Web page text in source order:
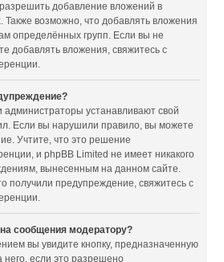
добавление вложений в
возможно, что добавлять вложения
определённых групп. Если вы не
добавлять вложения, свяжитесь с
устанавливают свой
Если вы нарушили правило, вы можете
Учтите, что это решение
и phpBB Limited не имеет никакого
вынесенным на данном сайте.
получили предупреждение, свяжитесь с
сообщения модератору?
вы увидите кнопку, предназначенную
если это разрешено